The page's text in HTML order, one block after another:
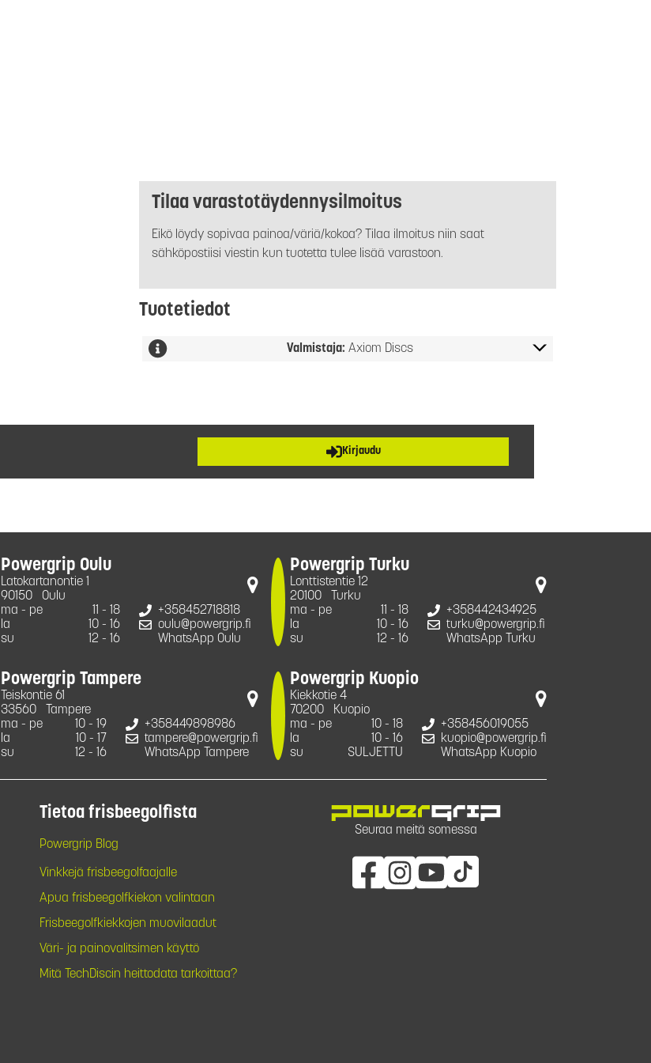
Tilaa varastotäydennysilmoitus
Eikö löydy sopivaa painoa/väriä/kokoa? Tilaa ilmoitus niin saat
sähköpostiisi viestin kun tuotetta tulee lisää varastoon.
Tuotetiedot
Valmistaja: Axiom Discs
Kirjaudu
Powergrip Oulu
Latokartanontie 1
90150
Oulu
ma - pe
11 - 18
la
10 - 16
su
12 - 16
+358452718818
oulu@powergrip.fi
WhatsApp Oulu
Powergrip Turku
Lonttistentie 12
20100
Turku
ma - pe
11 - 18
la
10 - 16
su
12 - 16
+358442434925
turku@powergrip.fi
WhatsApp Turku
Powergrip Tampere
Teiskontie 61
33560
Tampere
ma - pe
10 - 19
la
10 - 17
su
12 - 16
+358449898986
tampere@powergrip.fi
WhatsApp Tampere
Powergrip Kuopio
Kiekkotie 4
70200
Kuopio
ma - pe
10 - 18
la
10 - 16
su
SULJETTU
+358456019055
kuopio@powergrip.fi
WhatsApp Kuopio
Tietoa frisbeegolfista
Powergrip Blog
Vinkkejä frisbeegolfaajalle
Apua frisbeegolfkiekon valintaan
Frisbeegolfkiekkojen muovilaadut
Väri- ja painovalitsimen käyttö
Mitä TechDiscin heittodata tarkoittaa?
Seuraa meitä somessa